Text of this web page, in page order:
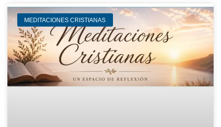
MEDITACIONES CRISTIANAS